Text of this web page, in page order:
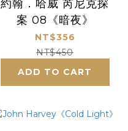
約翰．哈威 芮尼克探
案 08《暗夜》
NT$356
NT$450
ADD TO CART